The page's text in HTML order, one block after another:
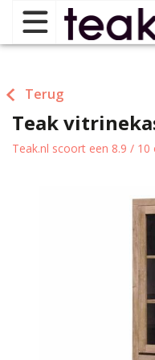
Teak
Teak
Teak
Terug
Teak
Teak.nl scoort een 8.9 / 10